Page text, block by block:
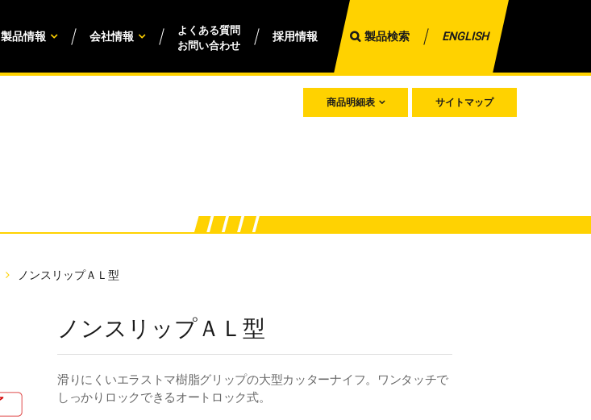
製品情報 会社情報
よくある質問
お問い合わせ
採用情報 製品検索 ENGLISH
商品明細表 サイトマップ
ノンスリップＡＬ型
ノンスリップＡＬ型
滑りにくいエラストマ樹脂グリップの大型カッターナイフ。ワンタッチで
しっかりロックできるオートロック式。